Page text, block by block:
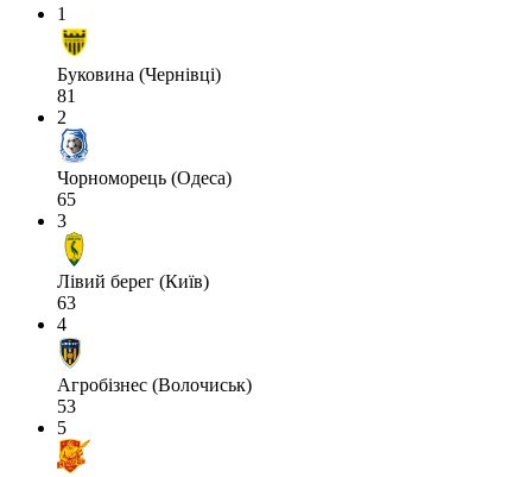
1
Буковина (Чернівці)
81
2
Чорноморець (Одеса)
65
3
Лівий берег (Київ)
63
4
Агробізнес (Волочиськ)
53
5